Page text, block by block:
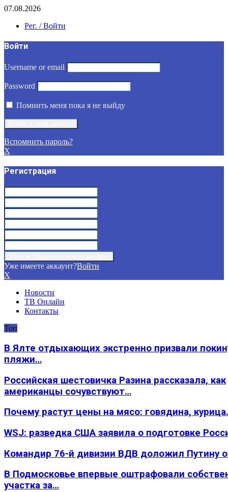
07.08.2026
Рег. / Войти
Войти
Username or email
Password
Помнить меня пока я не выйду
Вспомнить пароль?
X
Регистрация
Уже имеете аккаунт?Войти
X
Новости
ТВ Онлайн
Контакты
Топ
В Ялте отдыхающих экстренно призвали
пляжи…
Российская шестовичка Разина рассказала, как
американцы сочувствуют…
Почему растут цены на мясо: говядина,
WSJ: разведка США заявила о подготовке
Командир 76-й дивизии ВДВ доложил Путину
В Подмосковье впервые оштрафовали
участка за…